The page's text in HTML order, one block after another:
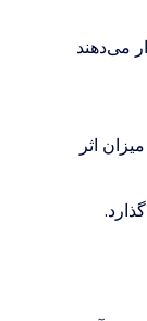
می‌دهند
اثر